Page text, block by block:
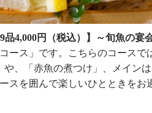
4,000円（税込）】～旬魚の宴
ス」です。こちらのコースで
、「赤魚の煮つけ」、メイン
スを囲んで楽しいひとときをお